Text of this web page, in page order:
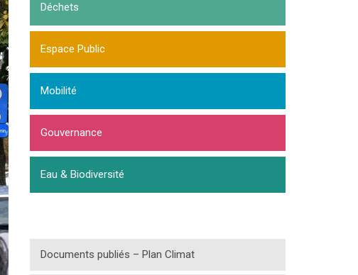
Déchets
Espace Public
Mobilité
Gouvernance
Eau & Biodiversité
Documents publiés – Plan Climat